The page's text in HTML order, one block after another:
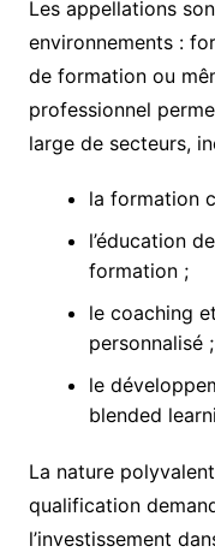
Les appellations
environnements :
de formation ou
professionnel
large de secteurs,
la formation
l’éducation
formation ;
le coaching
personnalisé ;
le
blended
La nature
qualification
l’investissement